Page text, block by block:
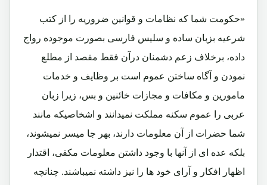
«حکومت شما که نظامات و قوانین ضروریه را از کتب
شرعیه بزبان ساده و سلیس فارسی بصورت موجوده رواج
داده، برخلاف زعم دشمنان درآن فقط مقصد از مطلع
نمودن و آگاه ساختن عموم است بر وظایف و خدمات
مامورین و مکافات و مجازات خائنین و بس، زیرا زبان
عربی را عموم سکنه مملکت نمیدانند و اشخاصیکه مانند
شما حضرات از آن معلومات دارند، بهر جا میسر نمیشوند،
بلکه عده ای از آنها با وجود داشتن معلومات مکفی، اقتدار
اظهار افکار و آرای خود ها را نیز داشته نمیباشند. چنانچه